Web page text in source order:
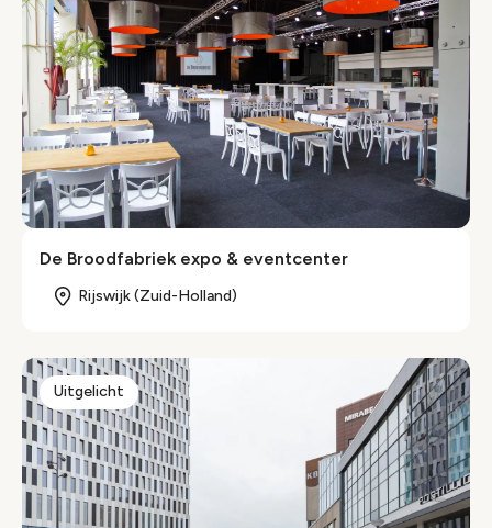
De Broodfabriek expo & eventcenter
Rijswijk (Zuid-Holland)
Uitgelicht